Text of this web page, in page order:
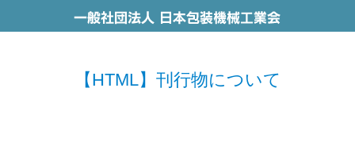
【HTML】刊行物について